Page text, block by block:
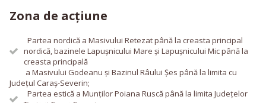
Zona de acțiune
Partea nordică a Masivului Retezat până la creasta principal
nordică, bazinele Lapușnicului Mare și Lapușnicului Mic până la
creasta principală
a Masivului Godeanu și Bazinul Râului Șes până la limita cu
Județul Caraș-Severin;
Partea estică a Munților Poiana Ruscă până la limita Județelor